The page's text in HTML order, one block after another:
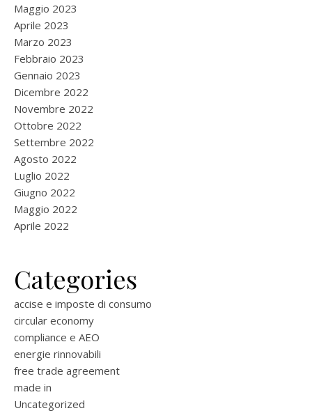
Maggio 2023
Aprile 2023
Marzo 2023
Febbraio 2023
Gennaio 2023
Dicembre 2022
Novembre 2022
Ottobre 2022
Settembre 2022
Agosto 2022
Luglio 2022
Giugno 2022
Maggio 2022
Aprile 2022
Categories
accise e imposte di consumo
circular economy
compliance e AEO
energie rinnovabili
free trade agreement
made in
Uncategorized